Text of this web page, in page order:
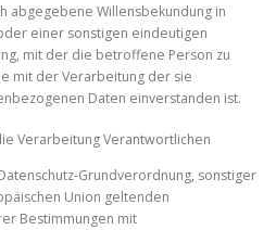
abgegebene Willensbekundung in
einer sonstigen eindeutigen
mit der die betroffene Person zu
mit der Verarbeitung der sie
Daten einverstanden ist.
Verarbeitung Verantwortlichen
Grundverordnung, sonstiger
Union geltenden
Bestimmungen mit